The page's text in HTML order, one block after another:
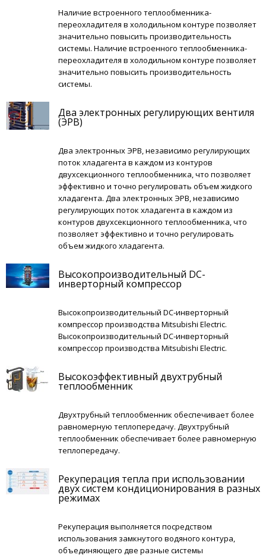
Наличие встроенного теплообменника-
переохладителя в холодильном контуре позволяет
значительно повысить производительность
системы. Наличие встроенного теплообменника-
переохладителя в холодильном контуре позволяет
значительно повысить производительность
системы.
Два электронных регулирующих вентиля
(ЭРВ)
Два электронных ЭРВ, независимо регулирующих
поток хладагента в каждом из контуров
двухсекционного теплообменника, что позволяет
эффективно и точно регулировать объем жидкого
хладагента. Два электронных ЭРВ, независимо
регулирующих поток хладагента в каждом из
контуров двухсекционного теплообменника, что
позволяет эффективно и точно регулировать
объем жидкого хладагента.
Высокопроизводительный DC-
инверторный компрессор
Высокопроизводительный DC‐инверторный
компрессор производства Mitsubishi Electric.
Высокопроизводительный DC‐инверторный
компрессор производства Mitsubishi Electric.
Высокоэффективный двухтрубный
теплообменник
Двухтрубный теплообменник обеспечивает более
равномерную теплопередачу. Двухтрубный
теплообменник обеспечивает более равномерную
теплопередачу.
Рекуперация тепла при использовании
двух систем кондиционирования в разных
режимах
Рекуперация выполняется посредством
использования замкнутого водяного контура,
объединяющего две разные системы